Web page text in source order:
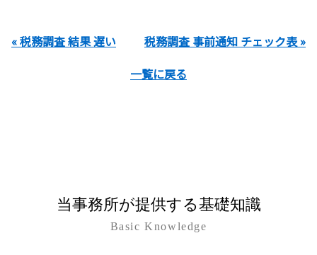
« 税務調査 結果 遅い
税務調査 事前通知 チェック表 »
一覧に戻る
当事務所が提供する基礎知識
Basic Knowledge